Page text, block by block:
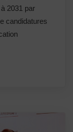
par
candidatures